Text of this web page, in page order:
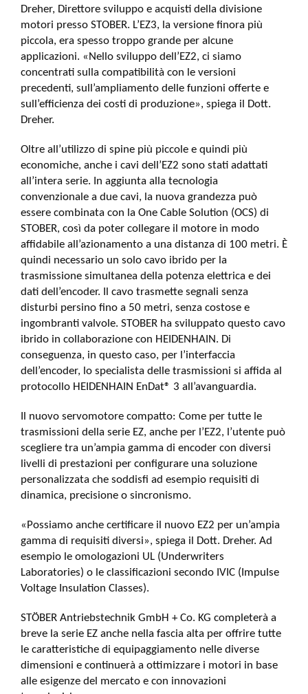
Dreher, Direttore sviluppo e acquisti della divisione
motori presso STOBER. L’EZ3, la versione finora più
piccola, era spesso troppo grande per alcune
applicazioni. «Nello sviluppo dell’EZ2, ci siamo
concentrati sulla compatibilità con le versioni
precedenti, sull’ampliamento delle funzioni offerte e
sull’efficienza dei costi di produzione», spiega il Dott.
Dreher.
Oltre all’utilizzo di spine più piccole e quindi più
economiche, anche i cavi dell’EZ2 sono stati adattati
all’intera serie. In aggiunta alla tecnologia
convenzionale a due cavi, la nuova grandezza può
essere combinata con la One Cable Solution (OCS) di
STOBER, così da poter collegare il motore in modo
affidabile all’azionamento a una distanza di 100 metri. È
quindi necessario un solo cavo ibrido per la
trasmissione simultanea della potenza elettrica e dei
dati dell’encoder. Il cavo trasmette segnali senza
disturbi persino fino a 50 metri, senza costose e
ingombranti valvole. STOBER ha sviluppato questo cavo
ibrido in collaborazione con HEIDENHAIN. Di
conseguenza, in questo caso, per l’interfaccia
dell’encoder, lo specialista delle trasmissioni si affida al
protocollo HEIDENHAIN EnDat® 3 all’avanguardia.
Il nuovo servomotore compatto: Come per tutte le
trasmissioni della serie EZ, anche per l’EZ2, l’utente può
scegliere tra un’ampia gamma di encoder con diversi
livelli di prestazioni per configurare una soluzione
personalizzata che soddisfi ad esempio requisiti di
dinamica, precisione o sincronismo.
«Possiamo anche certificare il nuovo EZ2 per un’ampia
gamma di requisiti diversi», spiega il Dott. Dreher. Ad
esempio le omologazioni UL (Underwriters
Laboratories) o le classificazioni secondo IVIC (Impulse
Voltage Insulation Classes).
STÖBER Antriebstechnik GmbH + Co. KG completerà a
breve la serie EZ anche nella fascia alta per offrire tutte
le caratteristiche di equipaggiamento nelle diverse
dimensioni e continuerà a ottimizzare i motori in base
alle esigenze del mercato e con innovazioni